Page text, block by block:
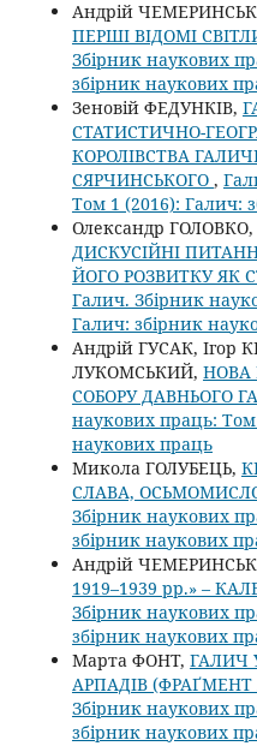
Андрій
ПЕРШІ ВІДОМІ
Збірник наукових
збірник наукових
Зеновій ФЕДУНКІВ,
СТАТИСТИЧНО-
КОРОЛІВСТВА
СЯРЧИНСЬКОГО ,
Том 1 (2016): Галич:
Олександр ГОЛОВКО,
ДИСКУСІЙНІ
ЙОГО РОЗВИТКУ ЯК
Галич. Збірник
Галич: збірник
Андрій ГУСАК, Ігор
ЛУКОМСЬКИЙ, НОВА
СОБОРУ ДАВНЬОГО
наукових праць:
наукових праць
Микола ГОЛУБЕЦЬ,
СЛАВА,
Збірник наукових
збірник наукових
Андрій
1919–1939 рр.» –
Збірник наукових
збірник наукових
Марта ФОНТ, ГАЛИЧ
АРПАДІВ (ФРАҐМЕНТ
Збірник наукових
збірник наукових